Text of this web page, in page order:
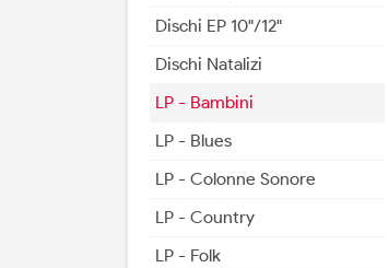
Dischi EP 10"/12"
Dischi Natalizi
LP - Bambini
LP - Blues
LP - Colonne Sonore
LP - Country
LP - Folk